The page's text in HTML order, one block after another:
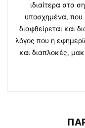
ιδιαίτερα στα
υποσχημένα, που
διαφθείρεται και
λόγος που η
και διαπλοκές,